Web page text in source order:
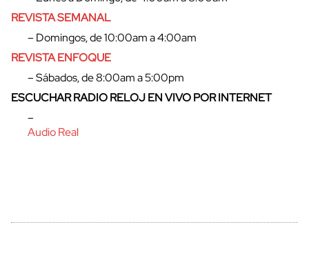
REVISTA SEMANAL
– Domingos, de 10:00am a 4:00am
REVISTA ENFOQUE
– Sábados, de 8:00am a 5:00pm
ESCUCHAR RADIO RELOJ EN VIVO POR INTERNET
–
Audio Real